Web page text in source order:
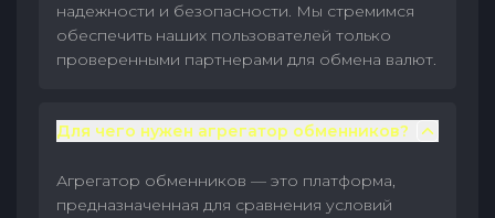
надежности и безопасности. Мы стремимся
обеспечить наших пользователей только
проверенными партнерами для обмена валют.
Для чего нужен агрегатор обменников?
Агрегатор обменников — это платформа,
предназначенная для сравнения условий